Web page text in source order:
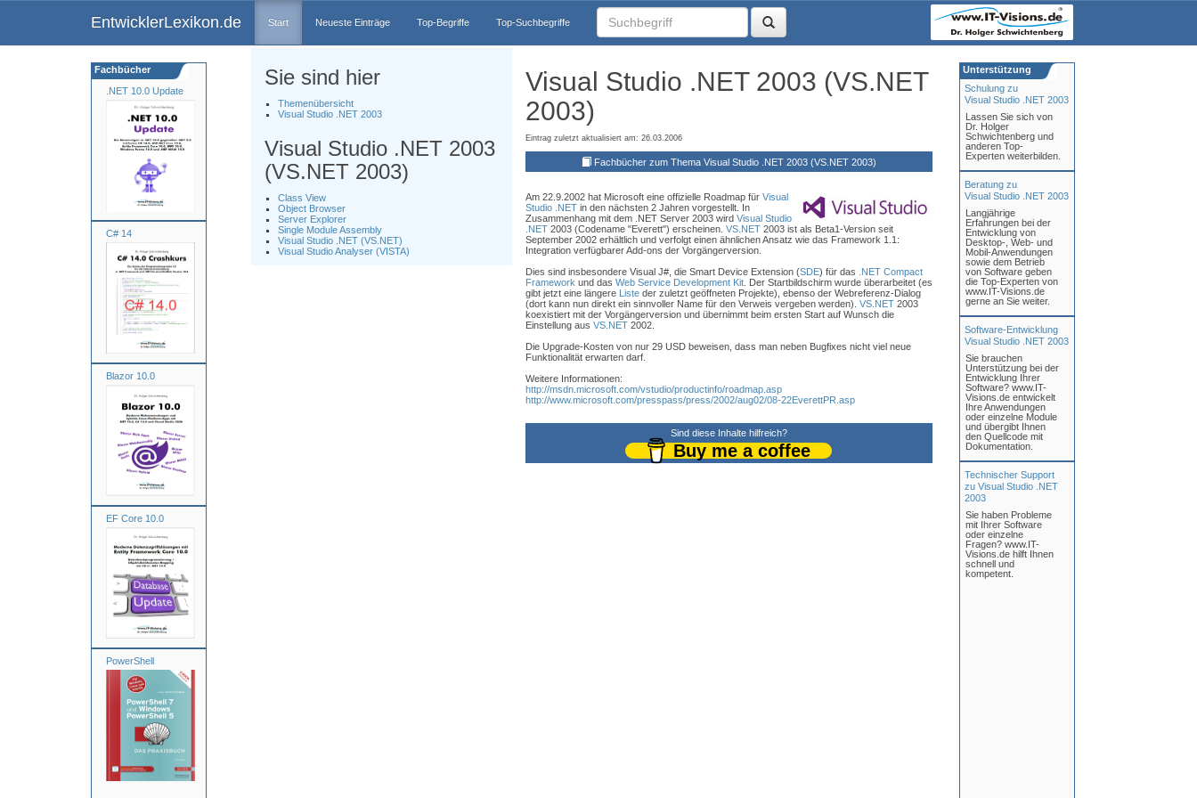
EntwicklerLexikon.de Start Neueste Einträge Top-Begriffe Top-Suchbegriffe
.NET 10.0 Update
C# 14
Blazor 10.0
EF Core 10.0
PowerShell
Fachbücher Sie sind hier
Themenübersicht
Visual Studio .NET 2003
Visual Studio .NET 2003
(VS.NET 2003)
Class View
Object Browser
Server Explorer
Single Module Assembly
Visual Studio .NET (VS.NET)
Visual Studio Analyser (VISTA)
Visual Studio .NET 2003 (VS.NET
2003)
Eintrag zuletzt aktualisiert am: 26.03.2006
Fachbücher zum Thema Visual Studio .NET 2003 (VS.NET 2003)
Am 22.9.2002 hat Microsoft eine offizielle Roadmap für Visual
Studio .NETin den nächsten 2 Jahren vorgestellt. In
Zusammenhang mit dem .NET Server 2003 wird Visual Studio
.NET2003 (Codename "Everett") erscheinen. VS.NET2003 ist als Beta1-Version seit
September 2002 erhältlich und verfolgt einen ähnlichen Ansatz wie das Framework 1.1:
Integration verfügbarer Add-ons der Vorgängerversion.
Dies sind insbesondere Visual J#, die Smart Device Extension (SDE) für das
.NET Compact
Framework und das Web Service Development Kit. Der Startbildschirm wurde überarbeitet (es
gibt jetzt eine längere Listeder zuletzt geöffneten Projekte), ebenso der Webreferenz-Dialog
(dort kann nun direkt ein sinnvoller Name für den Verweis vergeben werden). VS.NET2003
koexistiert mit der Vorgängerversion und übernimmt beim ersten Start auf Wunsch die
Einstellung aus VS.NET2002.
Die Upgrade-Kosten von nur 29 USD beweisen, dass man neben Bugfixes nicht viel neue
Funktionalität erwarten darf.
Weitere Informationen:
http://msdn.microsoft.com/vstudio/productinfo/roadmap.asp
http://www.microsoft.com/presspass/press/2002/aug02/08-22EverettPR.asp
Sind diese Inhalte hilfreich?
Buy me a coffee
Schulung zu
Visual Studio .NET 2003
Lassen Sie sich von
Dr. Holger
Schwichtenberg und
anderen Top-
Experten weiterbilden.
Beratung zu
Visual Studio .NET 2003
Langjährige
Erfahrungen bei der
Entwicklung von
Desktop-, Web- und
Mobil-Anwendungen
sowie dem Betrieb
von Software geben
die Top-Experten von
www.IT-Visions.de
gerne an Sie weiter.
Software-Entwicklung
Visual Studio .NET 2003
Sie brauchen
Unterstützung bei der
Entwicklung Ihrer
Software? www.IT-
Visions.de entwickelt
Ihre Anwendungen
oder einzelne Module
und übergibt Ihnen
den Quellcode mit
Dokumentation.
Technischer Support
zu Visual Studio .NET
2003
Sie haben Probleme
mit Ihrer Software
oder einzelne
Fragen? www.IT-
Visions.de hilft Ihnen
schnell und
kompetent.
Unterstützung